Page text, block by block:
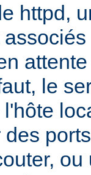
httpd,
le